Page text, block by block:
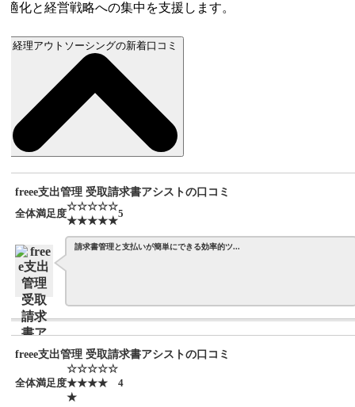
化と経営戦略への集中を支援します。
経理アウトソーシングの新着口コミ
freee支出管理 受取請求書アシストの口コミ
全体満足度
☆☆☆☆☆
★★★★★
5
請求書管理と支払いが簡単にできる効率的ツ...
freee支出管理 受取請求書アシストの口コミ
全体満足度
☆☆☆☆☆
★★★★
4